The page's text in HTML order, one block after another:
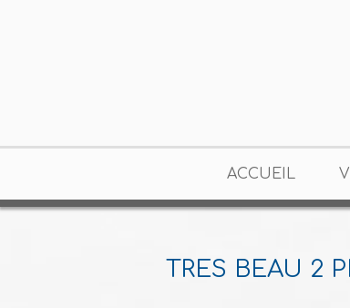
ACCUEIL
TRES BEAU 2